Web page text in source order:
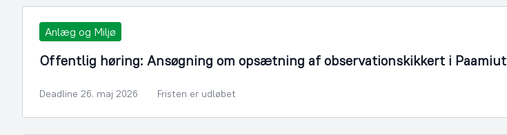
Anlæg og Miljø
Offentlig høring: Ansøgning om opsætning af observationskikkert i Paamiut
Deadline 26. maj 2026 Fristen er udløbet